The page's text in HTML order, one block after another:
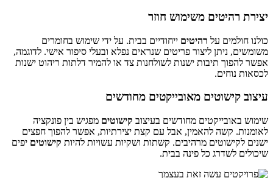
יצירת רהיטים משימוש חוזר
כולנו חולמים על רהיטים ייחודיים בבית. על ידי שימוש בחומרים
משומשים, ניתן ליצור פריטים שנראים נפלא ובעלי סיפור אישי. לדוגמה,
אפשר להפוך תיבות ישנות לשולחנות צד או להמיר דלתות ריהוט ישנות
לכסאות נוחים.
עיצוב קישוטים מאובייקטים מחודשים
שימוש באובייקטים מחודשים בעיצוב קישוטים מפגיש בין פונקציה
לאומנות. קשה להאמין, אבל עם קצת יצירתיות, אפשר להפוך חפצים
ישנים לקישוטים מרהיבים. קשתות ושקיות עשויות להיות קישוטים יפים
שיכולים לשדרג כל פינה בבית.